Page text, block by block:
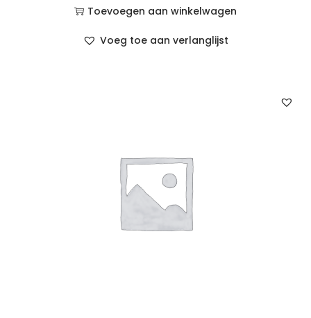
Toevoegen aan winkelwagen
Voeg toe aan verlanglijst